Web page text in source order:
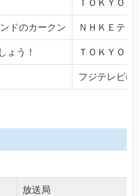
ＴＯＫＹＯ
ドのカークン ＮＨＫＥテレ
ょう！ ＴＯＫＹＯ
フジテレビ
放送局